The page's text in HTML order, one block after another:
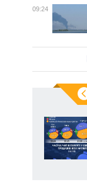
09:24